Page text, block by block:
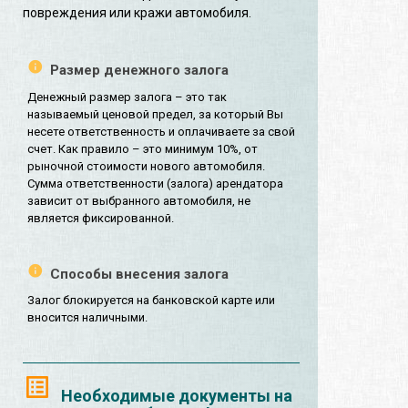
повреждения или кражи автомобиля.
Размер денежного залога
Денежный размер залога – это так
называемый ценовой предел, за который Вы
несете ответственность и оплачиваете за свой
счет. Как правило – это минимум 10%, от
рыночной стоимости нового автомобиля.
Сумма ответственности (залога) арендатора
зависит от выбранного автомобиля, не
является фиксированной.
Способы внесения залога
Залог блокируется на банковской карте или
вносится наличными.
Необходимые документы на